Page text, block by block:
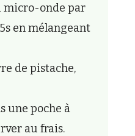
micro-onde par
en mélangeant
de pistache,
une poche à
au frais.